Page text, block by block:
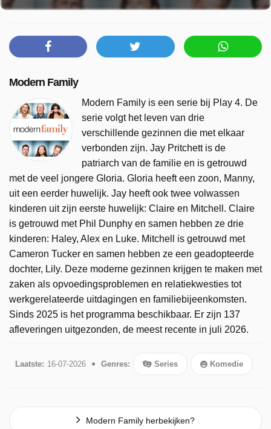
Modern Family
Modern Family is een serie bij Play 4. De
serie volgt het leven van drie
verschillende gezinnen die met elkaar
verbonden zijn. Jay Pritchett is de
patriarch van de familie en is getrouwd
met de veel jongere Gloria. Gloria heeft een zoon, Manny,
uit een eerder huwelijk. Jay heeft ook twee volwassen
kinderen uit zijn eerste huwelijk: Claire en Mitchell. Claire
is getrouwd met Phil Dunphy en samen hebben ze drie
kinderen: Haley, Alex en Luke. Mitchell is getrouwd met
Cameron Tucker en samen hebben ze een geadopteerde
dochter, Lily. Deze moderne gezinnen krijgen te maken met
zaken als opvoedingsproblemen en relatiekwesties tot
werkgerelateerde uitdagingen en familiebijeenkomsten.
Sinds 2025 is het programma beschikbaar. Er zijn 137
afleveringen uitgezonden, de meest recente in juli 2026.
Laatste: 16-07-2026 Genres: Series Komedie
Modern Family herbekijken?